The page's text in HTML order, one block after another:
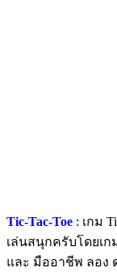
Tic-Tac-Toe : เกม
เล่นสนุกครับโดยเก
และ มืออาชีพ ลอง